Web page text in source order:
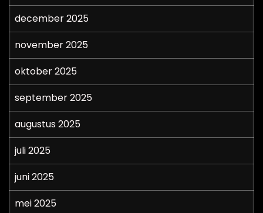
december 2025
november 2025
oktober 2025
september 2025
augustus 2025
juli 2025
juni 2025
mei 2025